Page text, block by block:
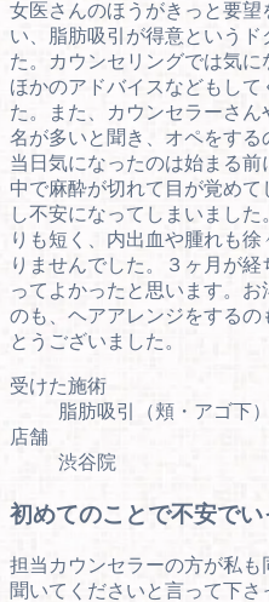
女医さんのほうがきっと要
い、脂肪吸引が得意という
た。カウンセリングでは気に
ほかのアドバイスなどもし
た。また、カウンセラーさ
名が多いと聞き、オペをす
当日気になったのは始まる
中で麻酔が切れて目が覚め
し不安になってしまいまし
りも短く、内出血や腫れも
りませんでした。３ヶ月が
ってよかったと思います。
のも、ヘアアレンジをする
とうございました。
受けた施術
脂肪吸引（頬・アゴ下）
店舗
渋谷院
初めてのことで不安で
担当カウンセラーの方が私
聞いてくださいと言って下